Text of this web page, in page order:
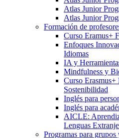
Atlas Junior
Atlas Junior
Formación de
Curso Eramus+
Enfoques
Idiomas
IA y
Mindfulness y
Curso
Sostenibilidad
Inglés para
Inglés para
AICLE:
Lenguas
Programas para grupos